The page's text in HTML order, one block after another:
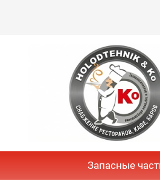
Запасные